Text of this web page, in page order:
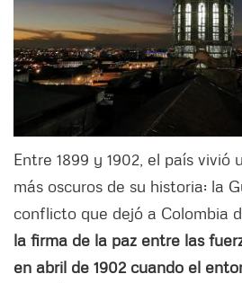
Entre 1899 y 1902, el país vivió
más oscuros de su historia: la
conflicto que dejó a Colombia
la firma de la paz entre las
en abril de 1902 cuando el